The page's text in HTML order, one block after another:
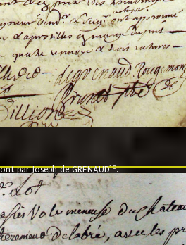
par Joseph de GRENAUD10.
le ving neuvième jour du mois de
Guillaume de Moyriat chevalier baron
a monseigneur monsieur